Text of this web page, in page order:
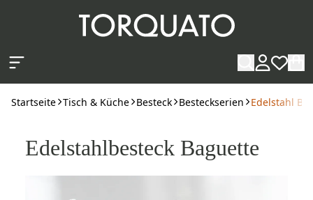
Startseite Tisch & Küche Besteck Besteckserien Edelstahl
Edelstahlbesteck Baguette